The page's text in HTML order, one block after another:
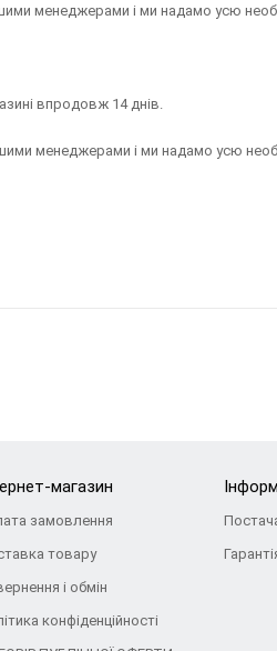
менеджерами і ми надамо усю
впродовж 14 днів.
менеджерами і ми надамо усю
магазин
замовлення
товару
і обмін
конфіденційності